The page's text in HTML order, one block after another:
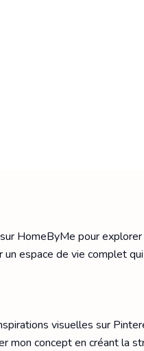
HomeByMe pour
un espace de vie complet
visuelles sur
mon concept en créant la